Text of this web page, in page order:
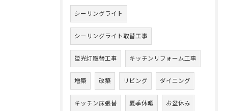
シーリングライト
シーリングライト取替工事
蛍光灯取替工事 キッチンリフォーム工事
増築 改築 リビング ダイニング
キッチン床張替 夏季休暇 お盆休み